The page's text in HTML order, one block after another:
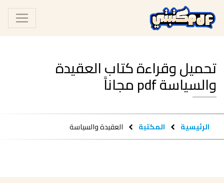
تحميل وقراءة كتاب العقيدة
والسياسة pdf مجاناً
الرئيسية المكتبة العقيدة والسياسة